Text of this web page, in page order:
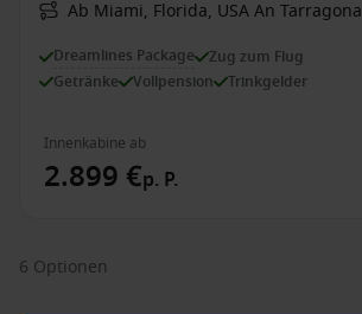
Ab Miami, Florida, USA An Tarragona
Dreamlines Package
Zug zum Flug
Getränke
Vollpension Trinkgelder
Innenkabine ab
2.899 €p. P.
6 Optionen